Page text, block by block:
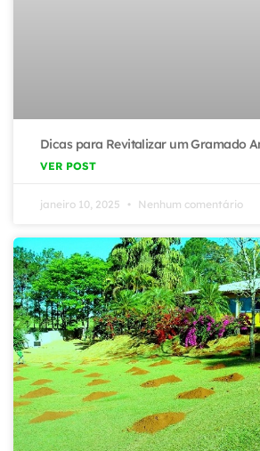
Dicas para Revitalizar um Gramado
VER POST
janeiro 10, 2025 Nenhum comentário